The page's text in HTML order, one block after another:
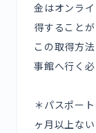
金はオンラ
得することが
この取得方
事館へ行く必
＊パスポー
ヶ月以上な